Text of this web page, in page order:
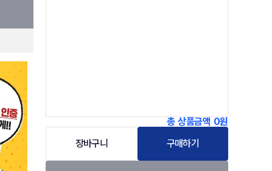
총 상품금액 0원
장바구니
구매하기